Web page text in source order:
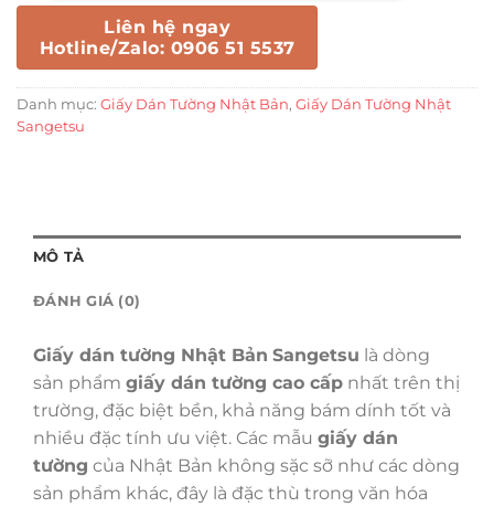
Liên hệ ngay
Hotline/Zalo: 0906 51 5537
Danh mục: Giấy Dán Tường Nhật Bản, Giấy Dán Tường Nhật
Sangetsu
MÔ TẢ
ĐÁNH GIÁ (0)
Giấy dán tường Nhật Bản Sangetsu là dòng
sản phẩm giấy dán tường cao cấp nhất trên thị
trường, đặc biệt bền, khả năng bám dính tốt và
nhiều đặc tính ưu việt. Các mẫu giấy dán
tường của Nhật Bản không sặc sỡ như các dòng
sản phẩm khác, đây là đặc thù trong văn hóa